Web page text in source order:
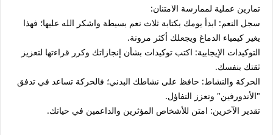
تمارين عملية لممارسة الامتنان:
سجل النعم: ابدأ يومك بكتابة ثلاث نعم بسيطة واشكر الله عليها؛ فهذا
يغير كيمياء الدماغ ويجعلك أكثر مرونة.
التوكيدات الإيجابية: اكتب توكيدات بشأن إنجازاتك وكرر قراءتها لتعزيز
ثقتك بنفسك.
الحركة والنشاط: حافظ على نشاطك البدني؛ فالحركة تساعد في تدفق
"الأندورفين" وتعزز التفاؤل.
تقدير الآخرين: امتن للأشخاص المؤثرين والداعمين في حياتك.